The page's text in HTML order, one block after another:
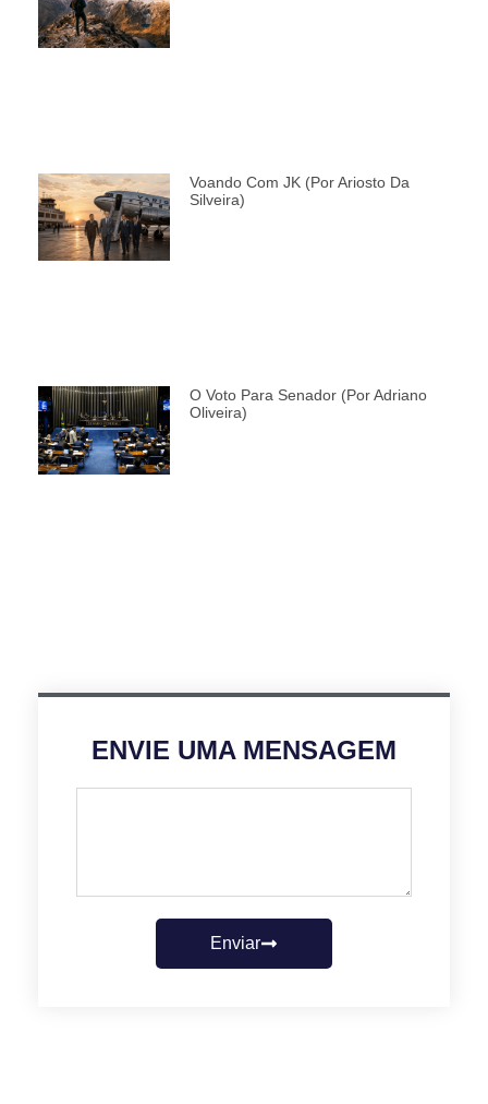
Voando Com JK (por Ariosto Da
Silveira)
O Voto Para Senador (por Adriano
Oliveira)
ENVIE UMA MENSAGEM
Enviar